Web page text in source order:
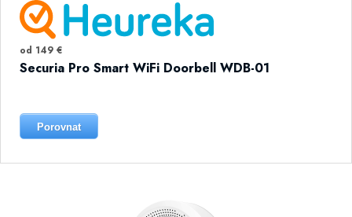
od 149 €
Securia Pro Smart WiFi Doorbell WDB-01
Porovnat